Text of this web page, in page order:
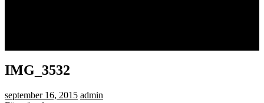
IMG_3532
september 16, 2015 admin